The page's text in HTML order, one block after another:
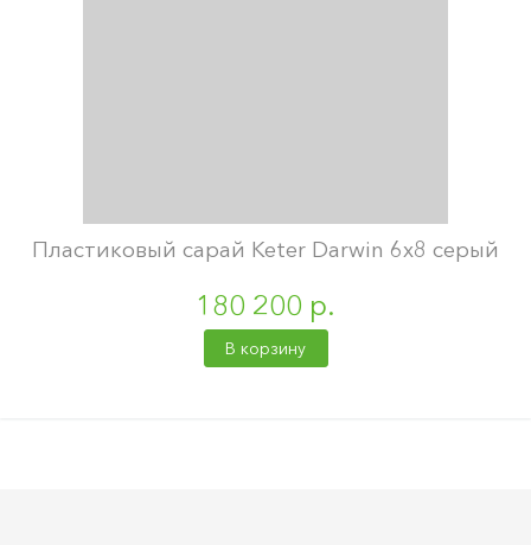
Пластиковый сарай Keter Darwin 6х8 серый
180 200 р.
В корзину